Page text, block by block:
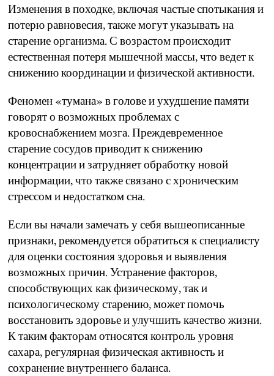
Изменения в походке, включая частые спотыкания и
потерю равновесия, также могут указывать на
старение организма. С возрастом происходит
естественная потеря мышечной массы, что ведет к
снижению координации и физической активности.
Феномен «тумана» в голове и ухудшение памяти
говорят о возможных проблемах с
кровоснабжением мозга. Преждевременное
старение сосудов приводит к снижению
концентрации и затрудняет обработку новой
информации, что также связано с хроническим
стрессом и недостатком сна.
Если вы начали замечать у себя вышеописанные
признаки, рекомендуется обратиться к специалисту
для оценки состояния здоровья и выявления
возможных причин. Устранение факторов,
способствующих как физическому, так и
психологическому старению, может помочь
восстановить здоровье и улучшить качество жизни.
К таким факторам относятся контроль уровня
сахара, регулярная физическая активность и
сохранение внутреннего баланса.